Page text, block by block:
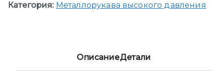
Категория: Металлорукава высокого давления
ОписаниеДетали